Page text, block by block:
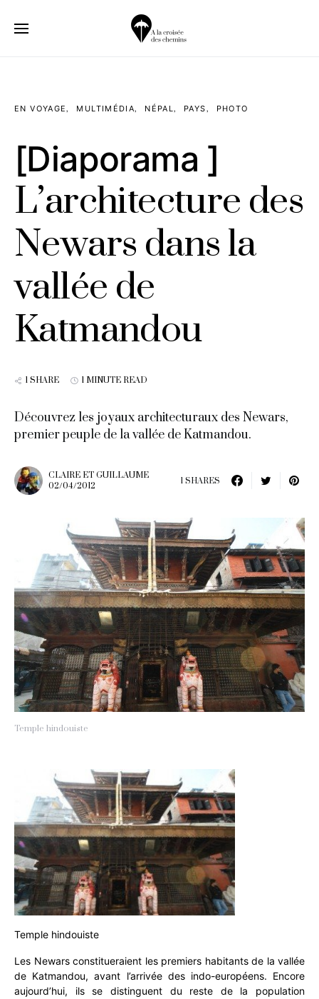
Temple hindouiste
EN VOYAGE MULTIMÉDIA NÉPAL PAYS PHOTO
[Diaporama ]
L’architecture des
Newars dans la
vallée de
Katmandou
1 SHARE 1 MINUTE READ
Découvrez les joyaux architecturaux des Newars,
premier peuple de la vallée de Katmandou.
CLAIRE ET GUILLAUME
02/04/2012
1 SHARES
Temple hindouiste
Les Newars constitueraient les premiers habitants de la vallée
de Katmandou, avant l’arrivée des indo-européens. Encore
aujourd’hui, ils se distinguent du reste de la population